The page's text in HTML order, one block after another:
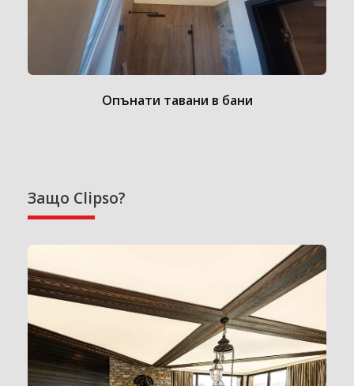
Опънати тавани в бани
Защо Clipso?